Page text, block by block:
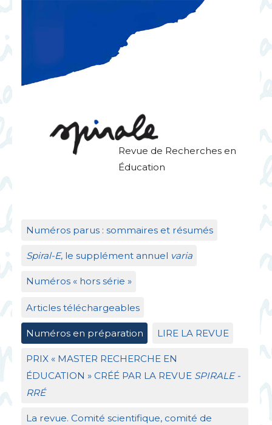
Revue de Recherches en
Éducation
Numéros parus : sommaires et résumés
Spiral-E, le supplément annuel varia
Numéros « hors série »
Articles téléchargeables
Numéros en préparation LIRE LA REVUE
PRIX« MASTER RECHERCHE EN
ÉDUCATION » CRÉÉ PAR LA REVUE SPIRALE-
RRÉ
La revue. Comité scientifique, comité de